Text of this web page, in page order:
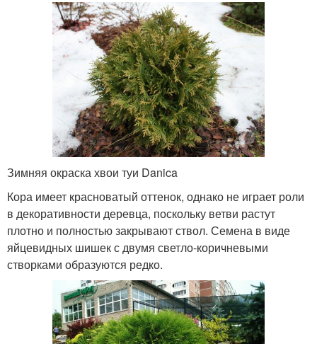
Зимняя окраска хвои туи Danica
Кора имеет красноватый оттенок, однако не играет роли
в декоративности деревца, поскольку ветви растут
плотно и полностью закрывают ствол. Семена в виде
яйцевидных шишек с двумя светло-коричневыми
створками образуются редко.